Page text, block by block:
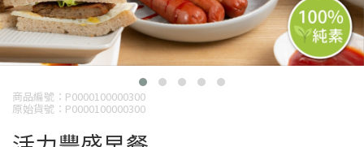
商品編號：P0000100000300
原始貨號：P0000100000300